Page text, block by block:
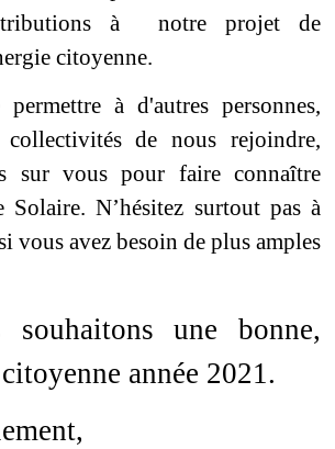
à notre projet de
citoyenne.
à d'autres personnes,
collectivités de nous rejoindre,
sur vous pour faire connaître
Solaire. N’hésitez surtout pas à
vous avez besoin de plus amples
souhaitons une bonne,
année 2021.